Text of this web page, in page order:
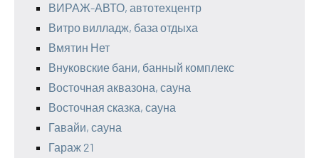
ВИРАЖ-АВТО, автотехцентр
Витро вилладж, база отдыха
Вмятин Нет
Внуковские бани, банный комплекс
Восточная аквазона, сауна
Восточная сказка, сауна
Гавайи, сауна
Гараж 21